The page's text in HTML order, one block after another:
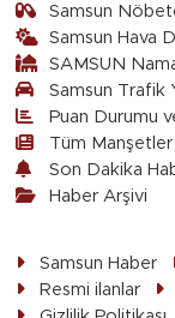
Samsun
Samsun Hava
SAMSUN
Samsun Trafik
Puan Durumu
Tüm Manşetler
Son Dakika
Haber Arşivi
Samsun Haber
Resmi ilanlar